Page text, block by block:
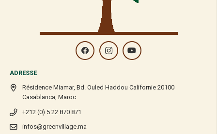
ADRESSE
Résidence Miamar, Bd. Ouled Haddou Californie 20100
Casablanca, Maroc
+212 (0) 5 22 870 871
infos@greenvillage.ma